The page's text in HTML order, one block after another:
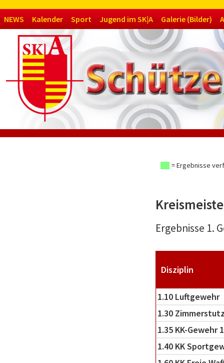
Navigation
überspringen
NEWS Kalender Sport Jugend im SK|A Galerie (Bilder)
= Ergebnisse
Ergebnisse 1.
Disziplin
1.10 Luftgewehr
1.30
1.35 KK-Gewehr
1.40 KK